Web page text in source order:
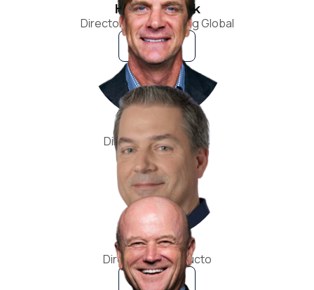
Heidi Bullock
Directora de Marketing Global
VER BIO
Ted Purcell
Director de Ingresos
VER BIO
Bob Page
Director de Producto
VER BIO